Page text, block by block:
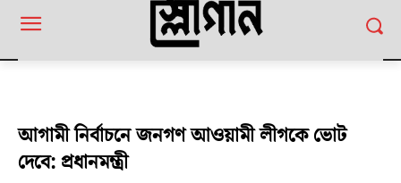
আগামী নির্বাচনে জনগণ আওয়ামী লীগকে ভোট
দেবে: প্রধানমন্ত্রী